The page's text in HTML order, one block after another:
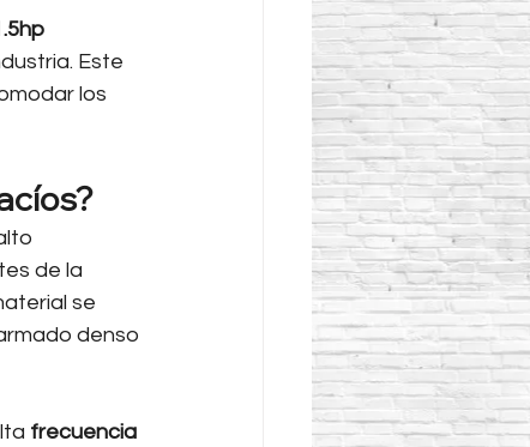
Este
los
de la
se
denso
frecuencia